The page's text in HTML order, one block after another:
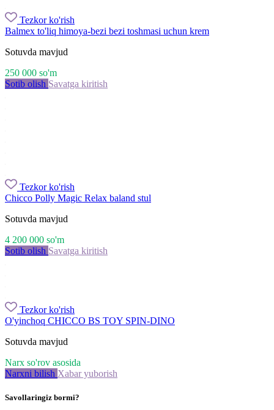
Tezkor ko'rish
Balmex to'liq himoya-bezi bezi toshmasi uchun krem
Sotuvda mavjud
250 000 so'm
Sotib olish Savatga kiritish
Tezkor ko'rish
Chicco Polly Magic Relax baland stul
Sotuvda mavjud
4 200 000 so'm
Sotib olish Savatga kiritish
Tezkor ko'rish
O'yinchoq CHICCO BS TOY SPIN-DINO
Sotuvda mavjud
Narx so'rov asosida
Narxni bilish Xabar yuborish
Savollaringiz bormi?